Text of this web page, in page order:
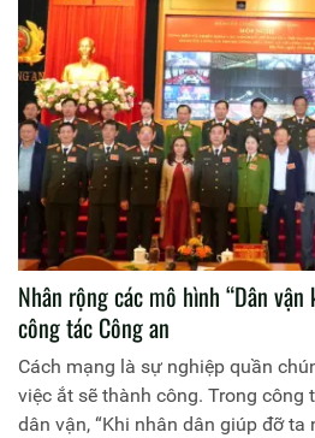
Quân đội nhân dân trong tình
điện tử Học viện Chính trị CAND
viết của đồng chí Bộ trưởng.
Nhân rộng các mô hình “Dân
công tác Công an
Cách mạng là sự nghiệp quần
việc ắt sẽ thành công. Trong công
dân vận, “Khi nhân dân giúp đỡ ta